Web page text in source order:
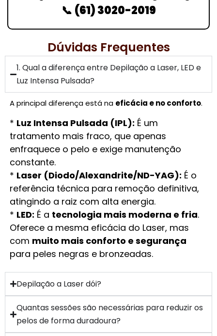
📞 (61) 3020-2019
Dúvidas Frequentes
1. Qual a diferença entre Depilação a Laser, LED e
Luz Intensa Pulsada?
A principal diferença está na eficácia e no conforto.
* Luz Intensa Pulsada (IPL): É um
tratamento mais fraco, que apenas
enfraquece o pelo e exige manutenção
constante.
* Laser (Diodo/Alexandrite/ND-YAG): É o
referência técnica para remoção definitiva,
atingindo a raiz com alta energia.
* LED: É a tecnologia mais moderna e fria.
Oferece a mesma eficácia do Laser, mas
com muito mais conforto e segurança
para peles negras e bronzeadas.
Depilação a Laser dói?
Quantas sessões são necessárias para reduzir os
pelos de forma duradoura?